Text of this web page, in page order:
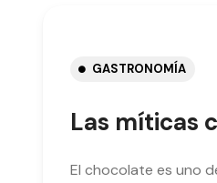
GASTRONOMÍA
Las míticas
El chocolate es uno